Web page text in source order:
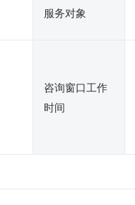
服务对象
咨询窗口工作
时间